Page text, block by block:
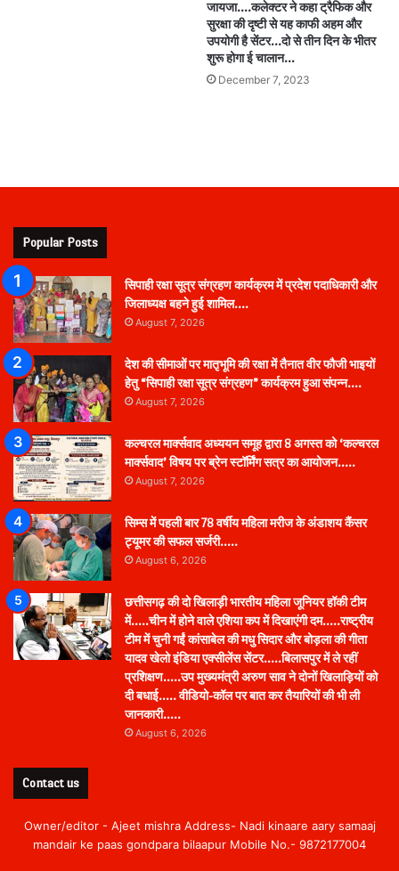
जायजा….कलेक्टर ने कहा ट्रैफिक और
सुरक्षा की दृष्टी से यह काफी अहम और
उपयोगी है सेंटर…दो से तीन दिन के भीतर
शुरू होगा ई चालान…
December 7, 2023
Popular Posts
सिपाही रक्षा सूत्र संग्रहण कार्यक्रम में प्रदेश पदाधिकारी और
जिलाध्यक्ष बहने हुई शामिल….
August 7, 2026
देश की सीमाओं पर मातृभूमि की रक्षा में तैनात वीर फौजी भाइयों
हेतु “सिपाही रक्षा सूत्र संग्रहण” कार्यक्रम हुआ संपन्न….
August 7, 2026
कल्चरल मार्क्सवाद अध्ययन समूह द्वारा 8 अगस्त को ‘कल्चरल
मार्क्सवाद’ विषय पर ब्रेन स्टॉर्मिंग सत्र का आयोजन…..
August 7, 2026
सिम्स में पहली बार 78 वर्षीय महिला मरीज के अंडाशय कैंसर
ट्यूमर की सफल सर्जरी…..
August 6, 2026
छत्तीसगढ़ की दो खिलाड़ी भारतीय महिला जूनियर हॉकी टीम
में…..चीन में होने वाले एशिया कप में दिखाएंगी दम…..राष्ट्रीय
टीम में चुनी गईं कांसाबेल की मधु सिदार और बोड़ला की गीता
यादव खेलो इंडिया एक्सीलेंस सेंटर…..बिलासपुर में ले रहीं
प्रशिक्षण…..उप मुख्यमंत्री अरुण साव ने दोनों खिलाड़ियों को
दी बधाई….. वीडियो-कॉल पर बात कर तैयारियों की भी ली
जानकारी…..
August 6, 2026
Contact us
Owner/editor - Ajeet mishra Address- Nadi kinaare aary samaaj
mandair ke paas gondpara bilaapur Mobile No.- 9872177004